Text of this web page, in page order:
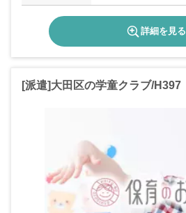
詳細を見る
[派遣]大田区の学童クラブ/H397